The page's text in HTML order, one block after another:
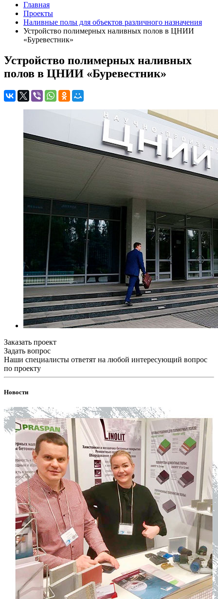
Главная
Проекты
Наливные полы для объектов различного назначения
Устройство полимерных наливных полов в ЦНИИ
«Буревестник»
Устройство полимерных наливных
полов в ЦНИИ «Буревестник»
Заказать проект
Задать вопрос
Наши специалисты ответят на любой интересующий вопрос
по проекту
Новости